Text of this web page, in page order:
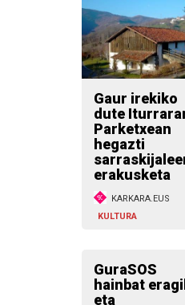
Gaur irekiko
dute
Parketxean
hegazti
erakusketa
KARKARA.EUS
KULTURA
GuraSOS
hainbat
eta